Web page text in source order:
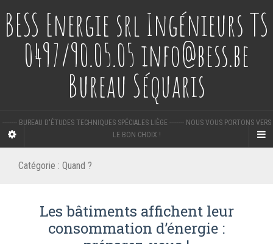
BESS Energie srl Ingénieurs TS
0497/90.05.05 info@bess.be
Bureau Séquaris
-------- BUREAU D'ÉTUDES TECHNIQUES SPÉCIALES LIÈGE -------- NOUS VOUS PORTONS VERS
LE BON CHOIX !
Catégorie : Quand ?
Les bâtiments affichent leur
consommation d’énergie :